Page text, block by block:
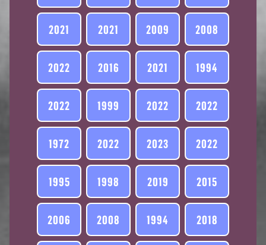
2021 2021 2009 2008
2022 2016 2021 1994
2022 1999 2022 2022
1972 2022 2023 2022
1995 1998 2019 2015
2006 2008 1994 2018